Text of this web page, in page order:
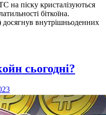
на піску кристалізуються
біткоїна.
внутрішньоденних
сьогодні?